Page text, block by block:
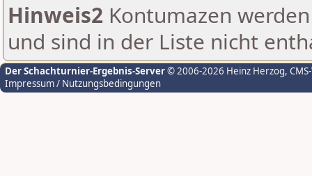
Hinweis2 Kontumazen
und sind in der Liste nicht
Der Schachturnier-Ergebnis-Server© 2006-2026 Heinz Herzog,
Impressum / Nutzungsbedingungen